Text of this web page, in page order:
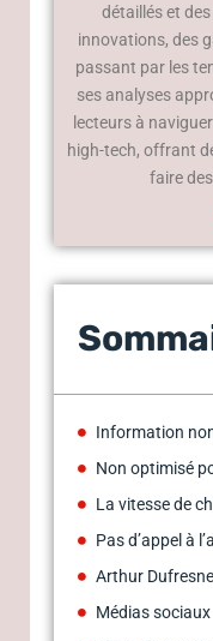
détaillés et
innovations, des
passant par les
ses analyses
lecteurs à
high-tech, offrant
faire
Information
Non optimisé
La vitesse de
Pas d’appel à
Arthur Dufresne
Médias sociaux